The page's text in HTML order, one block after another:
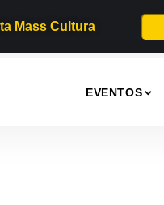
Mass Cultura
EVENTOS